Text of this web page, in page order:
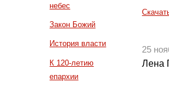
небес
Закон Божий
История власти
К 120-летию
епархии
25
Лена